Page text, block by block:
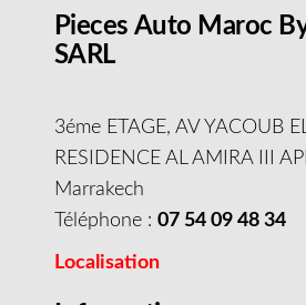
Pieces Auto Maroc
SARL
3éme ETAGE, AV YACOUB
RESIDENCE AL AMIRA III
Marrakech
Téléphone : 07 54 09 48 34
Localisation